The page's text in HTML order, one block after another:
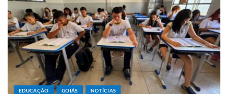
EDUCAÇÃO GOIÁS NOTÍCIAS